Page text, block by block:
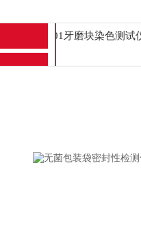
RS-01牙磨块染色测试